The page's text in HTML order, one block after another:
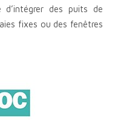
d’intégrer des puits de
fixes ou des fenêtres